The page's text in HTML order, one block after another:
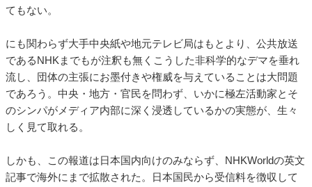
てもない。
にも関わらず大手中央紙や地元テレビ局はもとより、公共放送
であるNHKまでもが注釈も無くこうした非科学的なデマを垂れ
流し、団体の主張にお墨付きや権威を与えていることは大問題
であろう。中央・地方・官民を問わず、いかに極左活動家とそ
のシンパがメディア内部に深く浸透しているかの実態が、生々
しく見て取れる。
しかも、この報道は日本国内向けのみならず、NHKWorldの英文
記事で海外にまで拡散された。日本国民から受信料を徴収して